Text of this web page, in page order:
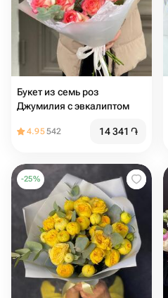
Букет из семь роз
Джумилия с эвкалиптом
4.95542 14 341 ֏
-25%